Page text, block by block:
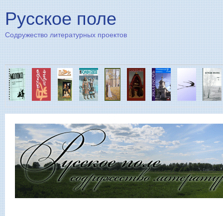
Русское поле
Содружество литературных проектов